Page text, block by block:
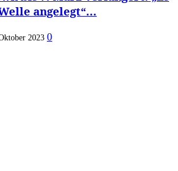
angelegt“...
2023 0